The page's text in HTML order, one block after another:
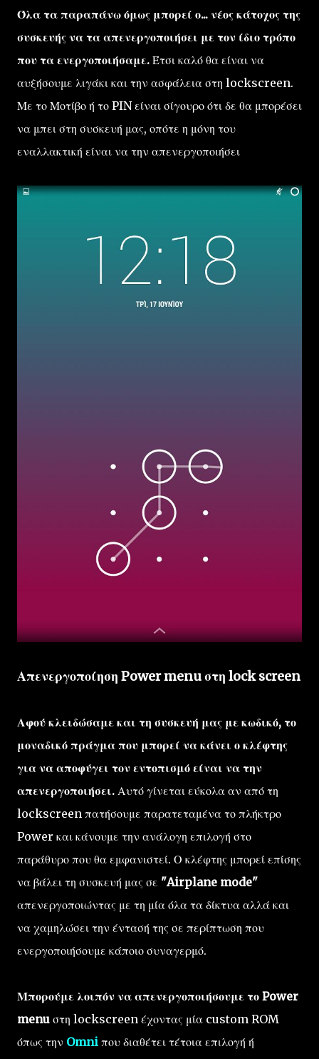
Όλα τα παραπάνω όμως μπορεί ο... νέος κάτοχος της
συσκευής να τα απενεργοποιήσει με τον ίδιο τρόπο
που τα ενεργοποιήσαμε. Έτσι καλό θα είναι να
αυξήσουμε λιγάκι και την ασφάλεια στη lockscreen.
Με το Μοτίβο ή το PIN είναι σίγουρο ότι δε θα μπορέσει
να μπει στη συσκευή μας, οπότε η μόνη του
εναλλακτική είναι να την απενεργοποιήσει
Απενεργοποίηση Power menu στη lock screen
Αφού κλειδώσαμε και τη συσκευή μας με κωδικό, το
μοναδικό πράγμα που μπορεί να κάνει ο κλέφτης
για να αποφύγει τον εντοπισμό είναι να την
απενεργοποιήσει. Αυτό γίνεται εύκολα αν από τη
lockscreen πατήσουμε παρατεταμένα το πλήκτρο
Power και κάνουμε την ανάλογη επιλογή στο
παράθυρο που θα εμφανιστεί. Ο κλέφτης μπορεί επίσης
να βάλει τη συσκευή μας σε "Airplane mode"
απενεργοποιώντας με τη μία όλα τα δίκτυα αλλά και
να χαμηλώσει την έντασή της σε περίπτωση που
ενεργοποιήσουμε κάποιο συναγερμό.
Μπορούμε λοιπόν να απενεργοποιήσουμε το Power
menu στη lockscreen έχοντας μία custom ROM
όπως την Omni που διαθέτει τέτοια επιλογή ή